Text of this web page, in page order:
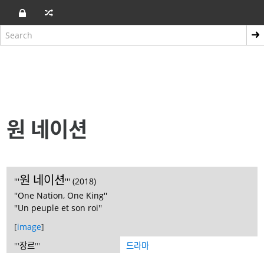
원 네이션
'''원 네이션''' (2018)
''One Nation, One King''
''Un peuple et son roi''
[image]
'''장르'''
드라마